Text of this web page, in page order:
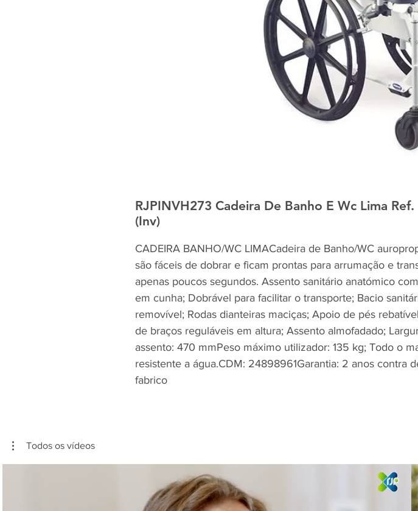
RJPINVH273 Cadeira De Banho E Wc Lima Ref.
(Inv)
CADEIRA BANHO/WC LIMACadeira de Banho/WC
são fáceis de dobrar e ficam prontas para arrumação e
apenas poucos segundos. Assento sanitário anatómico
em cunha; Dobrável para facilitar o transporte; Bacio
removível; Rodas dianteiras maciças; Apoio de pés
de braços reguláveis em altura; Assento almofadado;
assento: 470 mmPeso máximo utilizador: 135 kg; Todo o
resistente a água.CDM: 24898961Garantia: 2 anos contra
fabrico
Todos os vídeos